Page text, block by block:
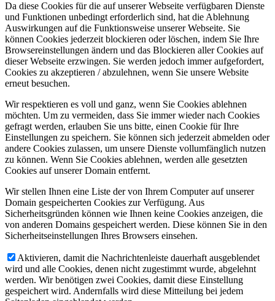
Da diese Cookies für die auf unserer Webseite verfügbaren Dienste
und Funktionen unbedingt erforderlich sind, hat die Ablehnung
Auswirkungen auf die Funktionsweise unserer Webseite. Sie
können Cookies jederzeit blockieren oder löschen, indem Sie Ihre
Browsereinstellungen ändern und das Blockieren aller Cookies auf
dieser Webseite erzwingen. Sie werden jedoch immer aufgefordert,
Cookies zu akzeptieren / abzulehnen, wenn Sie unsere Website
erneut besuchen.
Wir respektieren es voll und ganz, wenn Sie Cookies ablehnen
möchten. Um zu vermeiden, dass Sie immer wieder nach Cookies
gefragt werden, erlauben Sie uns bitte, einen Cookie für Ihre
Einstellungen zu speichern. Sie können sich jederzeit abmelden oder
andere Cookies zulassen, um unsere Dienste vollumfänglich nutzen
zu können. Wenn Sie Cookies ablehnen, werden alle gesetzten
Cookies auf unserer Domain entfernt.
Wir stellen Ihnen eine Liste der von Ihrem Computer auf unserer
Domain gespeicherten Cookies zur Verfügung. Aus
Sicherheitsgründen können wie Ihnen keine Cookies anzeigen, die
von anderen Domains gespeichert werden. Diese können Sie in den
Sicherheitseinstellungen Ihres Browsers einsehen.
Aktivieren, damit die Nachrichtenleiste dauerhaft ausgeblendet
wird und alle Cookies, denen nicht zugestimmt wurde, abgelehnt
werden. Wir benötigen zwei Cookies, damit diese Einstellung
gespeichert wird. Andernfalls wird diese Mitteilung bei jedem